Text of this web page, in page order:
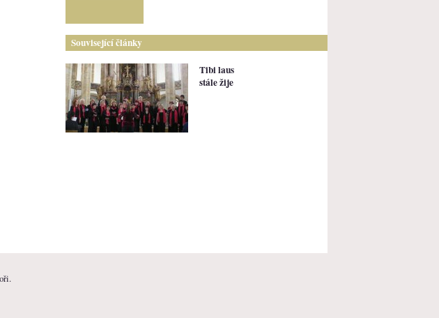
Související články
Tibi laus
stále žije